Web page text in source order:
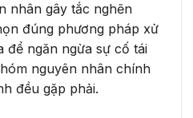
nhân gây tắc nghẽn
đúng phương pháp xử
để ngăn ngừa sự cố tái
nguyên nhân chính
đều gặp phải.